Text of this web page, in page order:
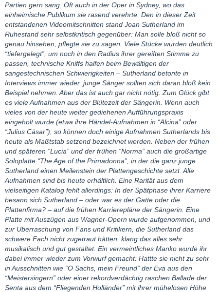
Partien gern sang. Oft auch in der Oper in Sydney, wo das
einheimische Publikum sie rasend verehrte. Den in dieser Zeit
entstandenen Videomitschnitten stand Joan Sutherland im
Ruhestand sehr selbstkritisch gegenüber: Man solle bloß nicht so
genau hinsehen, pflegte sie zu sagen. Viele Stücke wurden deutlich
“tiefergelegt”, um noch in den Radius ihrer gereiften Stimme zu
passen, technische Kniffs halfen beim Bewältigen der
sangestechnischen Schwierigkeiten – Sutherland betonte in
Interviews immer wieder, junge Sänger sollten sich daran bloß kein
Beispiel nehmen. Aber das ist auch gar nicht nötig: Zum Glück gibt
es viele Aufnahmen aus der Blütezeit der Sängerin. Wenn auch
vieles von der heute weiter gediehenen Aufführungspraxis
eingeholt wurde (etwa ihre Händel-Aufnahmen in “Alcina” oder
“Julius Cäsar”), so können doch einige Aufnahmen Sutherlands bis
heute als Maßtstab setzend bezeichnet werden. Neben der frühen
und späteren “Lucia” und der frühen “Norma” auch die großartige
Soloplatte “The Age of the Primadonna”, in der die ganz junge
Sutherland einen Meilenstein der Plattengeschichte setzt. Alle
Aufnahmen sind bis heute erhältlich. Eine Rarität aus dem
vielseitigen Katalog fehlt allerdings: In der Spätphase ihrer Karriere
besann sich Sutherland – oder war es der Gatte oder die
Plattenfirma? – auf die frühen Karrierepläne der Sängerin. Eine
Platte mit Auszügen aus Wagner-Opern wurde aufgenommen, und
zur Überraschung von Fans und Kritikern, die Sutherland das
schwere Fach nicht zugetraut hätten, klang das alles sehr
musikalisch und gut gestaltet. Ein vermeintliches Manko wurde ihr
dabei immer wieder zum Vorwurf gemacht: Hattte sie nicht zu sehr
in Ausschnitten wie “O Sachs, mein Freund” der Eva aus den
“Meistersingern” oder einer rekordverdächtig raschen Ballade der
Senta aus dem “Fliegenden Holländer” mit ihrer mühelosen Höhe